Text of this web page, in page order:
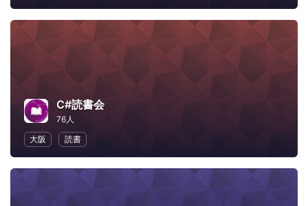
C#読書会
76人
大阪
読書